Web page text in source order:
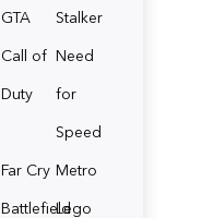
GTA
Stalker
Call of
Duty
Need
for
Speed
Far Cry Metro
BattlefieldLego